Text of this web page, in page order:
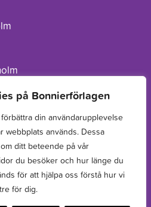
på Bonnierförlagen
din användarupplevelse
webbplats används. Dessa
ditt beteende på vår
du besöker och hur länge du
för att hjälpa oss förstå hur vi
för dig.
Cookies